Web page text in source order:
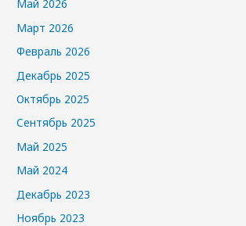
Май 2026
Март 2026
Февраль 2026
Декабрь 2025
Октябрь 2025
Сентябрь 2025
Май 2025
Май 2024
Декабрь 2023
Ноябрь 2023